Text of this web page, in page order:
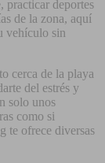
practicar deportes
de la zona, aquí
vehículo sin
cerca de la playa
del estrés y
solo unos
como si
te ofrece diversas